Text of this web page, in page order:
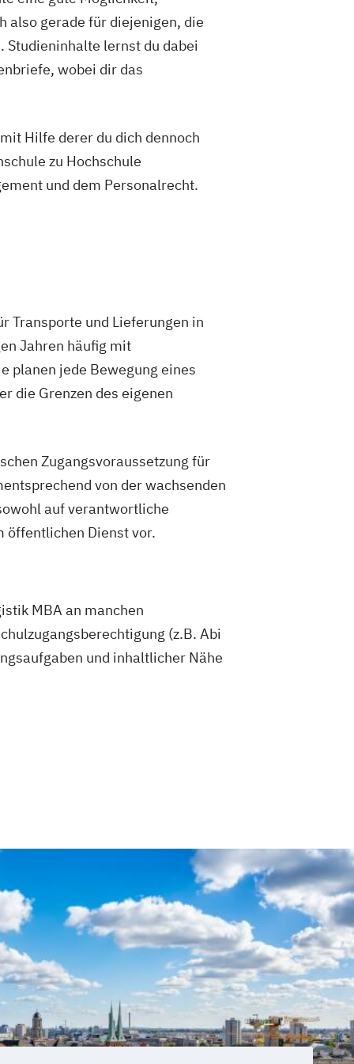
also gerade für diejenigen, die
Studieninhalte lernst du dabei
wobei dir das
Hilfe derer du dich dennoch
zu Hochschule
und dem Personalrecht.
Transporte und Lieferungen in
Jahren häufig mit
planen jede Bewegung eines
die Grenzen des eigenen
Zugangsvoraussetzung für
von der wachsenden
auf verantwortliche
öffentlichen Dienst vor.
MBA an manchen
(z.B. Abi
und inhaltlicher Nähe